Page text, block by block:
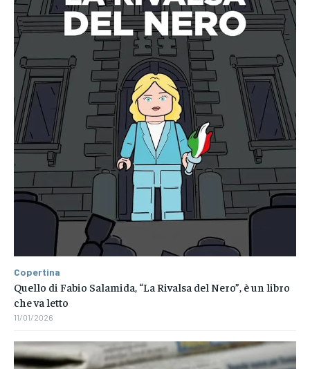
Copertina
Quello di Fabio Salamida, “La Rivalsa del Nero”, è un libro
che va letto
11/01/2026